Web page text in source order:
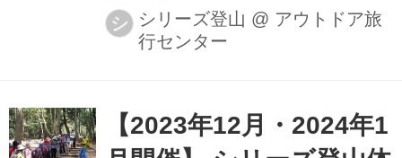
紹介。
シ シリーズ登山 @ アウトドア旅
行センター
【2023年12月・2024年1